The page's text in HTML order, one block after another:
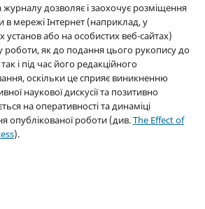
журналу дозволяє і заохочує розміщення
в мережі Інтернет (наприклад, у
установ або на особистих веб-сайтах)
роботи, як до подання цього рукопису до
так і під час його редакційного
оскільки це сприяє виникненню
наукової дискусії та позитивно
на оперативності та динаміці
опублікованої роботи (див.The Effect of
).